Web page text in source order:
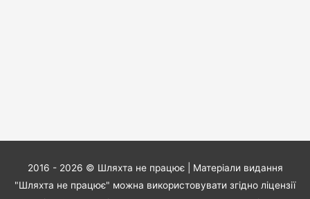
2016 - 2026 © Шляхта не працює| Матеріали видання
"Шляхта не працює" можна використовувати згідно ліцензії